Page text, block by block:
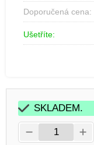
Doporučená cena:
Ušetříte:
SKLADEM.